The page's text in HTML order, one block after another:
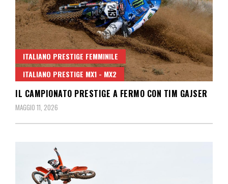
ITALIANO PRESTIGE FEMMINILE
ITALIANO PRESTIGE MX1 - MX2
IL CAMPIONATO PRESTIGE A FERMO CON TIM GAJSER
MAGGIO 11, 2026